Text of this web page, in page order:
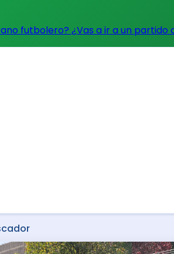
futbolero? ¿Vas a ir a un partido